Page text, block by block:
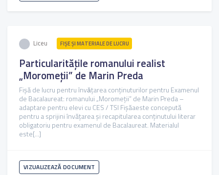
Liceu FIŞE ŞI MATERIALE DE LUCRU
Particularitățile romanului realist
„Moromeții” de Marin Preda
Fișă de lucru pentru învǎțarea conținuturilor pentru Examenul
de Bacalaureat: romanului „Moromeții” de Marin Preda –
adaptare pentru elevi cu CES / TSI Fișăaeste concepută
pentru a sprijini învățarea și recapitularea conținutului literar
obligatoriu pentru examenul de Bacalaureat. Materialul
este[...]
VIZUALIZEAZĂ DOCUMENT